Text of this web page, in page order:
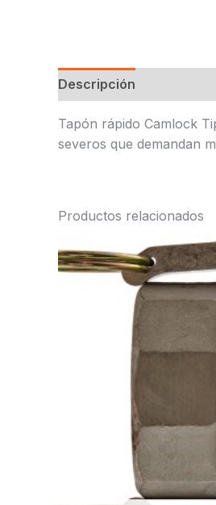
Descripción
Tapón rápido Camlock
severos que demandan
Productos relacionados